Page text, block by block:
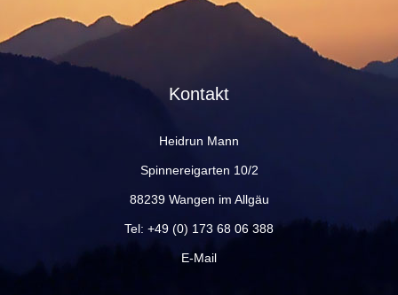
Kontakt
Heidrun Mann
Spinnereigarten 10/2
88239 Wangen im Allgäu
Tel: +49 (0) 173 68 06 388
E-Mail